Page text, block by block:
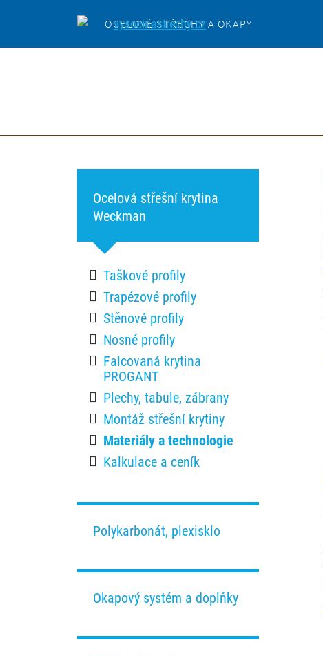
OCELOVÉ STŘECHY A OKAPY
Ocelová střešní krytina
Weckman
Taškové profily
Trapézové profily
Stěnové profily
Nosné profily
Falcovaná krytina
PROGANT
Plechy, tabule, zábrany
Montáž střešní krytiny
Materiály a technologie
Kalkulace a ceník
Polykarbonát, plexisklo
Okapový systém a doplňky